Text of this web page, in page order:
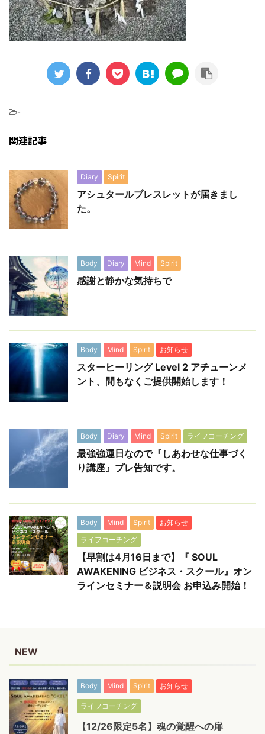
-
関連記事
Diary Spirit
アシュタールブレスレットが届きまし
た。
Body Diary Mind Spirit
感謝と静かな気持ちで
Body Mind Spirit お知らせ
スターヒーリング Level 2 アチューンメ
ント、間もなくご提供開始します！
Body Diary Mind Spirit ライフコーチング
最強強運日なので『しあわせな仕事づく
り講座』プレ告知です。
Body Mind Spirit
お知らせ
ライフコーチング
【早割は4月16日まで】『 SOUL
AWAKENING ビジネス・スクール』オン
ラインセミナー＆説明会 お申込み開始！
NEW
Body Mind Spirit お知らせ
ライフコーチング
【12/26限定5名】魂の覚醒への扉